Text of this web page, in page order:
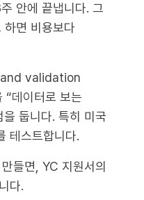
안에 끝냅니다. 그
하면 비용보다
validation
“데이터로 보는
둡니다. 특히 미국
테스트합니다.
들면, YC 지원서의
다.